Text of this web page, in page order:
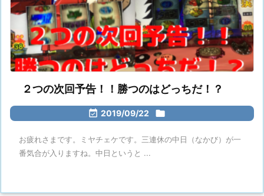
２つの次回予告！！勝つのはどっちだ！？
 2019/09/22 
お疲れさまです。ミヤチェケです。三連休の中日（なかび）が一
番気合が入りますね。中日というと ...